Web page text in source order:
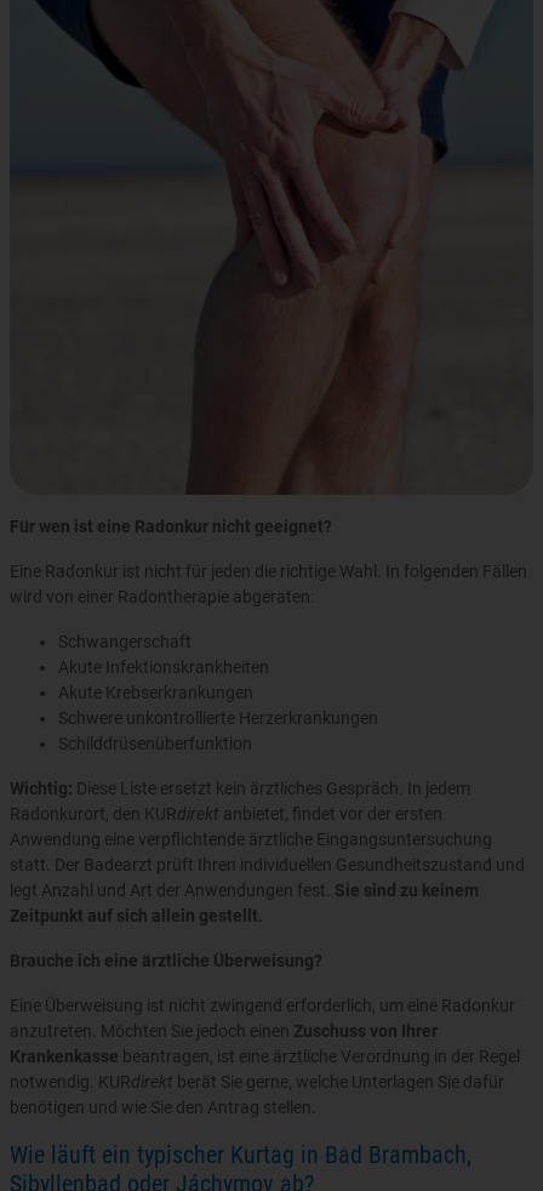
Für wen ist eine Radonkur nicht geeignet?
Eine Radonkur ist nicht für jeden die richtige Wahl. In folgenden Fällen
wird von einer Radontherapie abgeraten:
Schwangerschaft
Akute Infektionskrankheiten
Akute Krebserkrankungen
Schwere unkontrollierte Herzerkrankungen
Schilddrüsenüberfunktion
Wichtig: Diese Liste ersetzt kein ärztliches Gespräch. In jedem
Radonkurort, den KURdirekt anbietet, findet vor der ersten
Anwendung eine verpflichtende ärztliche Eingangsuntersuchung
statt. Der Badearzt prüft Ihren individuellen Gesundheitszustand und
legt Anzahl und Art der Anwendungen fest. Sie sind zu keinem
Zeitpunkt auf sich allein gestellt.
Brauche ich eine ärztliche Überweisung?
Eine Überweisung ist nicht zwingend erforderlich, um eine Radonkur
anzutreten. Möchten Sie jedoch einen Zuschuss von Ihrer
Krankenkasse beantragen, ist eine ärztliche Verordnung in der Regel
notwendig. KURdirekt berät Sie gerne, welche Unterlagen Sie dafür
benötigen und wie Sie den Antrag stellen.
Wie läuft ein typischer Kurtag in Bad Brambach,
Sibyllenbad oder Jáchymov ab?